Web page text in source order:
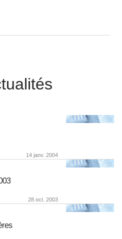
14 janv. 2004
28 oct. 2003